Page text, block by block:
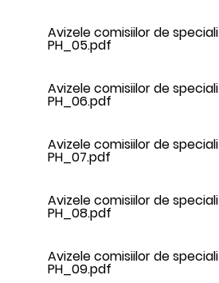
Avizele comisiilor de
PH_05.pdf
Avizele comisiilor de
PH_06.pdf
Avizele comisiilor de
PH_07.pdf
Avizele comisiilor de
PH_08.pdf
Avizele comisiilor de
PH_09.pdf